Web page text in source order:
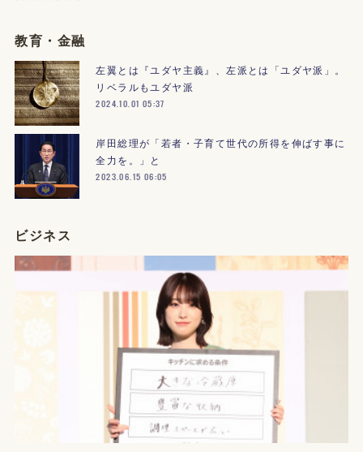
教育・金融
左翼とは『ユダヤ主義』、左派とは「ユダヤ派」。
リベラルもユダヤ派
2024.10.01 05:37
岸田総理が「若者・子育て世代の所得を伸ばす事に
全力を。」と
2023.06.15 06:05
ビジネス